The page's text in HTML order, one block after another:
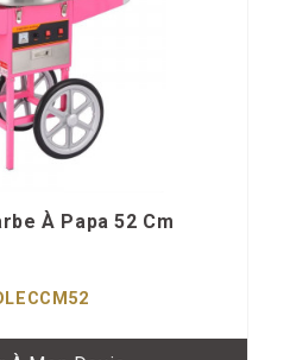
aux attentes des clients les
nos crêpières, gaufriers et
fiables, performants et
Grâce à notre gamme
vos clients une expérience
À Papa 52 Cm